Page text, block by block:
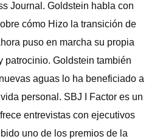
Journal. Goldstein habla con
cómo Hizo la transición de
puso en marcha su propia
patrocinio. Goldstein también
aguas lo ha beneficiado a
personal. SBJ I Factor es un
entrevistas con ejecutivos
uno de los premios de la